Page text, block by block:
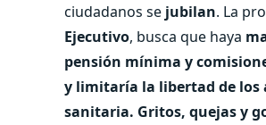
ciudadanos se jubilan. La
Ejecutivo, busca que haya
pensión mínima y
y limitaría la libertad de los
sanitaria. Gritos, quejas y